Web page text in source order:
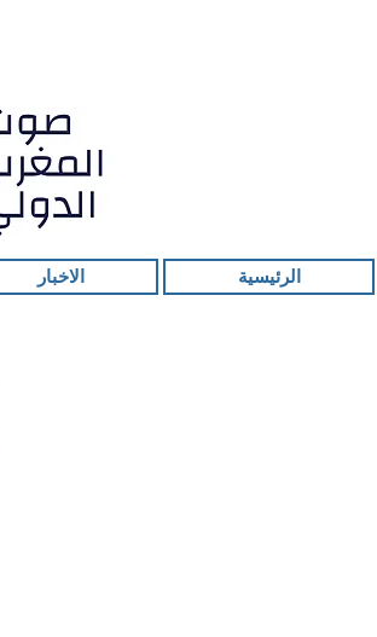
الرئيسية الاخبار